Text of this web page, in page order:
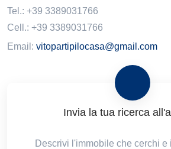
Tel.: +39 3389031766
Cell.: +39 3389031766
Email: vitopartipilocasa@gmail.com
Invia la tua ricerca
Descrivi l'immobile che cerchi e